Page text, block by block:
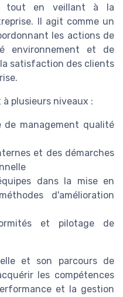
tout en veillant à la
Il agit comme un
les actions de
environnement et de
satisfaction des clients
plusieurs niveaux :
de management qualité
et des démarches
dans la mise en
d'amélioration
et pilotage de
et son parcours de
les compétences
et la gestion